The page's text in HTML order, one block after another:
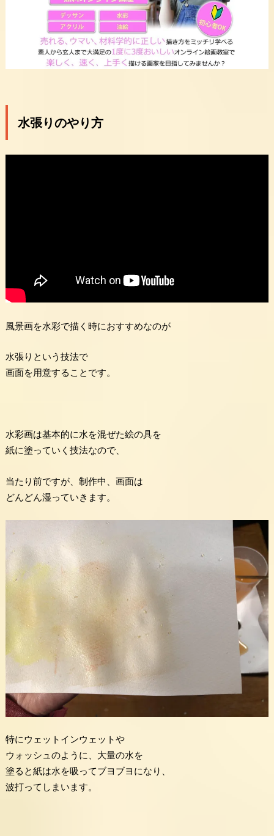
水張りのやり方
風景画を水彩で描く時におすすめなのが
水張りという技法で
画面を用意することです。
水彩画は基本的に水を混ぜた絵の具を
紙に塗っていく技法なので、
当たり前ですが、制作中、画面は
どんどん湿っていきます。
特にウェットインウェットや
ウォッシュのように、大量の水を
塗ると紙は水を吸ってブヨブヨになり、
波打ってしまいます。